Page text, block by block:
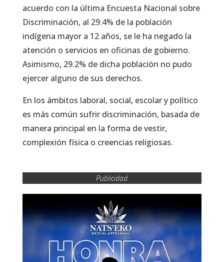
acuerdo con la última Encuesta Nacional sobre
Discriminación, al 29.4% de la población
indígena mayor a 12 años, se le ha negado la
atención o servicios en oficinas de gobierno.
Asimismo, 29.2% de dicha población no pudo
ejercer alguno de sus derechos.
En los ámbitos laboral, social, escolar y político
es más común sufrir discriminación, basada de
manera principal en la forma de vestir,
complexión física o creencias religiosas.
Publicidad